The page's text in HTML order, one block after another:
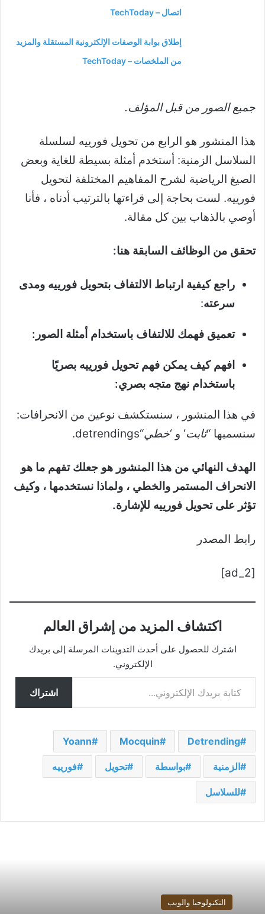
اتصال – TechToday
إطلاق بوابة الوصفات الإلكترونية المستقلة والمزيد
من الملخصات – TechToday
جميع الصور من قبل المؤلف.
هذا المنشور هو الرابع من تحويل فورييه لسلسلة
السلاسل الزمنية: أستخدم أمثلة بسيطة للغاية وبعض
الصيغ الرياضية لشرح المفاهيم المختلفة لتحويل
فورييه. لست بحاجة إلى قراءتها بالترتيب أدناه ، فأنا
أوصي بالذهاب بين كل مقالة.
تحقق من الوظائف السابقة هنا:
راجع كيفية ارتباط الالتفاف بتحويل فورييه ومدى
سرعته:
تعميق فهمك للالتفاف باستخدام أمثلة الصور:
افهم كيف يمكن فهم تحويل فورييه بصريًا
باستخدام نهج متجه بصري:
في هذا المنشور ، سنستكشف نوعين من الانحرافات:
سنسميها “ثابت‘ و ‘خطي“detrendings.
الهدف النهائي من هذا المنشور هو جعلك تفهم ما هو
الانحراف المستمر والخطي ، ولماذا نستخدمها ، وكيف
تؤثر على تحويل فورييه للإشارة.
رابط المصدر
[ad_2]
اكتشاف المزيد من إشراق العالم
اشترك للحصول على أحدث التدوينات المرسلة إلى بريدك
الإلكتروني.
كتابة بريدك الإلكتروني...
اشتراك
Detrending
Mocquin
Yoann
الزمنية بواسطة تحويل فورييه
للسلاسل
التكنولوجيا والويب